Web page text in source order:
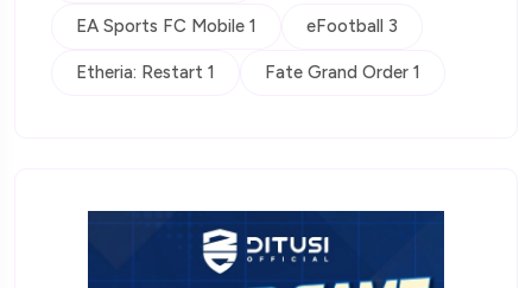
EA Sports FC Mobile 1 eFootball 3
Etheria: Restart 1 Fate Grand Order 1